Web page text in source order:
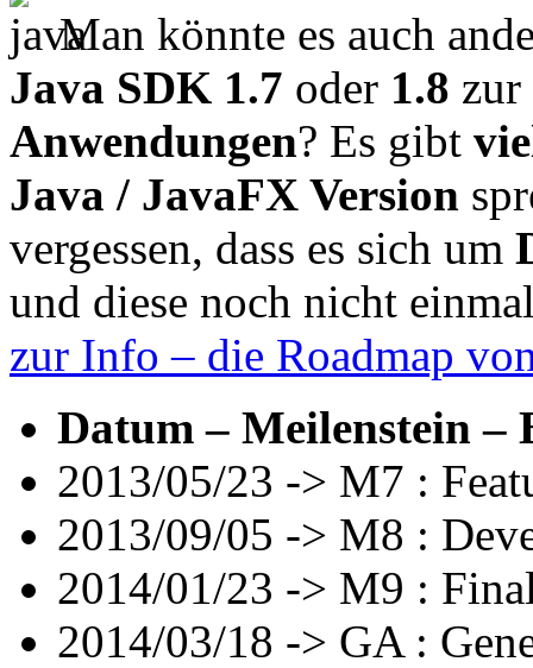
Man könnte es auch
Java SDK 1.7 oder 1.8 zur
Anwendungen? Es gibt
Java / JavaFX Version
vergessen, dass es sich um
und diese noch nicht
zur Info – die Roadmap
Datum – Meilenstein –
2013/05/23 -> M7 :
2013/09/05 -> M8 :
2014/01/23 -> M9 :
2014/03/18 -> GA :